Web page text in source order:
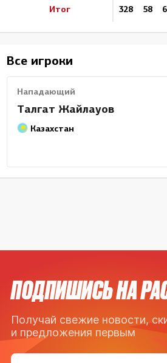
Итог 328 58
Все игроки
Нападающий
Талгат Жайлауов
Казахстан
ПОДПИШИСЬ НА
Получай свежие новости,
и предложения первым